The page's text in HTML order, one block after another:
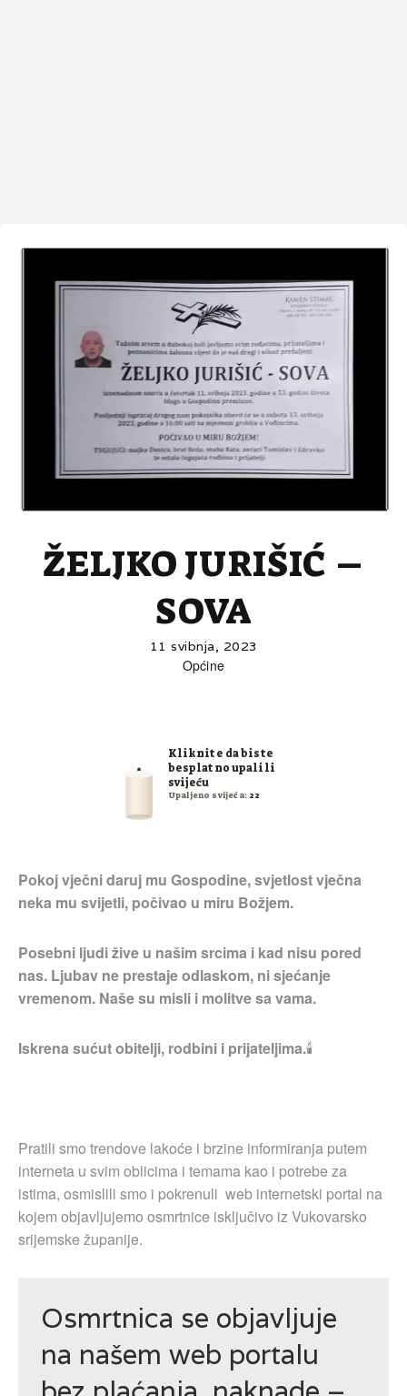
ŽELJKO JURIŠIĆ –
SOVA
11 svibnja, 2023
Općine
Kliknite da biste
besplatno upalili
svijeću
Upaljeno svijeća: 22
Pokoj vječni daruj mu Gospodine, svjetlost vječna
neka mu svijetli, počivao u miru Božjem.
Posebni ljudi žive u našim srcima i kad nisu pored
nas. Ljubav ne prestaje odlaskom, ni sjećanje
vremenom. Naše su misli i molitve sa vama.
Iskrena sućut obitelji, rodbini i prijateljima.🕯
Pratili smo trendove lakoće i brzine informiranja putem
interneta u svim oblicima i temama kao i potrebe za
istima, osmislili smo i pokrenuli web internetski portal na
kojem objavljujemo osmrtnice isključivo iz Vukovarsko
srijemske županije.
Osmrtnica se objavljuje
na našem web portalu